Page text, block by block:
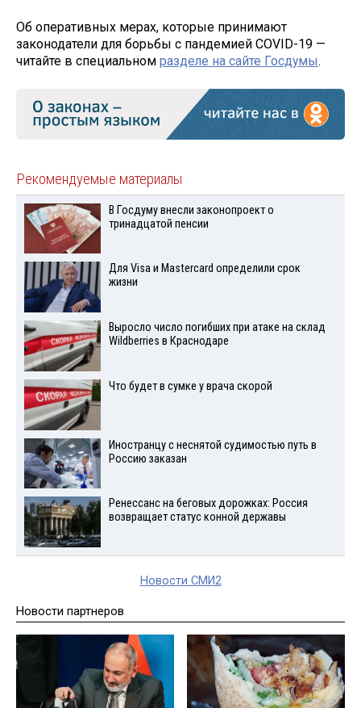
Об оперативных мерах, которые принимают
законодатели для борьбы с пандемией COVID-19 —
читайте в специальном разделе на сайте Госдумы.
Рекомендуемые материалы
В Госдуму внесли законопроект о
тринадцатой пенсии
Для Visа и Mastercard определили срок
жизни
Выросло число погибших при атаке на склад
Wildberries в Краснодаре
Что будет в сумке у врача скорой
Иностранцу с неснятой судимостью путь в
Россию заказан
Ренессанс на беговых дорожках: Россия
возвращает статус конной державы
Новости СМИ2
Новости партнеров